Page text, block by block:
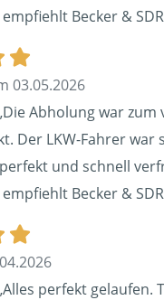
Becker &
03.05.2026
Abholung war
Der LKW-Fahrer war
und schnell
Becker &
perfekt gelaufen.